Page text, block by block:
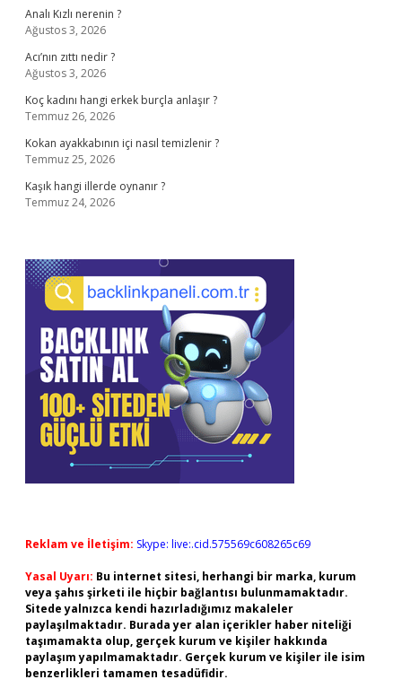
Analı Kızlı nerenin ?
Ağustos 3, 2026
Acı’nın zıttı nedir ?
Ağustos 3, 2026
Koç kadını hangi erkek burçla anlaşır ?
Temmuz 26, 2026
Kokan ayakkabının içi nasıl temizlenir ?
Temmuz 25, 2026
Kaşık hangi illerde oynanır ?
Temmuz 24, 2026
Reklam ve İletişim: Skype: live:.cid.575569c608265c69
Yasal Uyarı: Bu internet sitesi, herhangi bir marka, kurum
veya şahıs şirketi ile hiçbir bağlantısı bulunmamaktadır.
Sitede yalnızca kendi hazırladığımız makaleler
paylaşılmaktadır. Burada yer alan içerikler haber niteliği
taşımamakta olup, gerçek kurum ve kişiler hakkında
paylaşım yapılmamaktadır. Gerçek kurum ve kişiler ile isim
benzerlikleri tamamen tesadüfidir.